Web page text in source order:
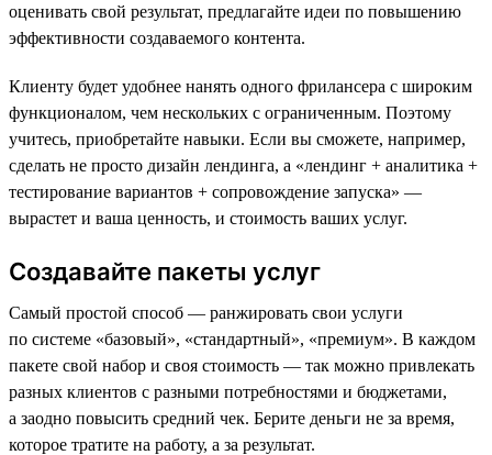
оценивать свой результат, предлагайте идеи по повышению
эффективности создаваемого контента.
Клиенту будет удобнее нанять одного фрилансера с широким
функционалом, чем нескольких с ограниченным. Поэтому
учитесь, приобретайте навыки. Если вы сможете, например,
сделать не просто дизайн лендинга, а «лендинг + аналитика +
тестирование вариантов + сопровождение запуска» —
вырастет и ваша ценность, и стоимость ваших услуг.
Создавайте пакеты услуг
Самый простой способ — ранжировать свои услуги
по системе «базовый», «стандартный», «премиум». В каждом
пакете свой набор и своя стоимость — так можно привлекать
разных клиентов с разными потребностями и бюджетами,
а заодно повысить средний чек. Берите деньги не за время,
которое тратите на работу, а за результат.